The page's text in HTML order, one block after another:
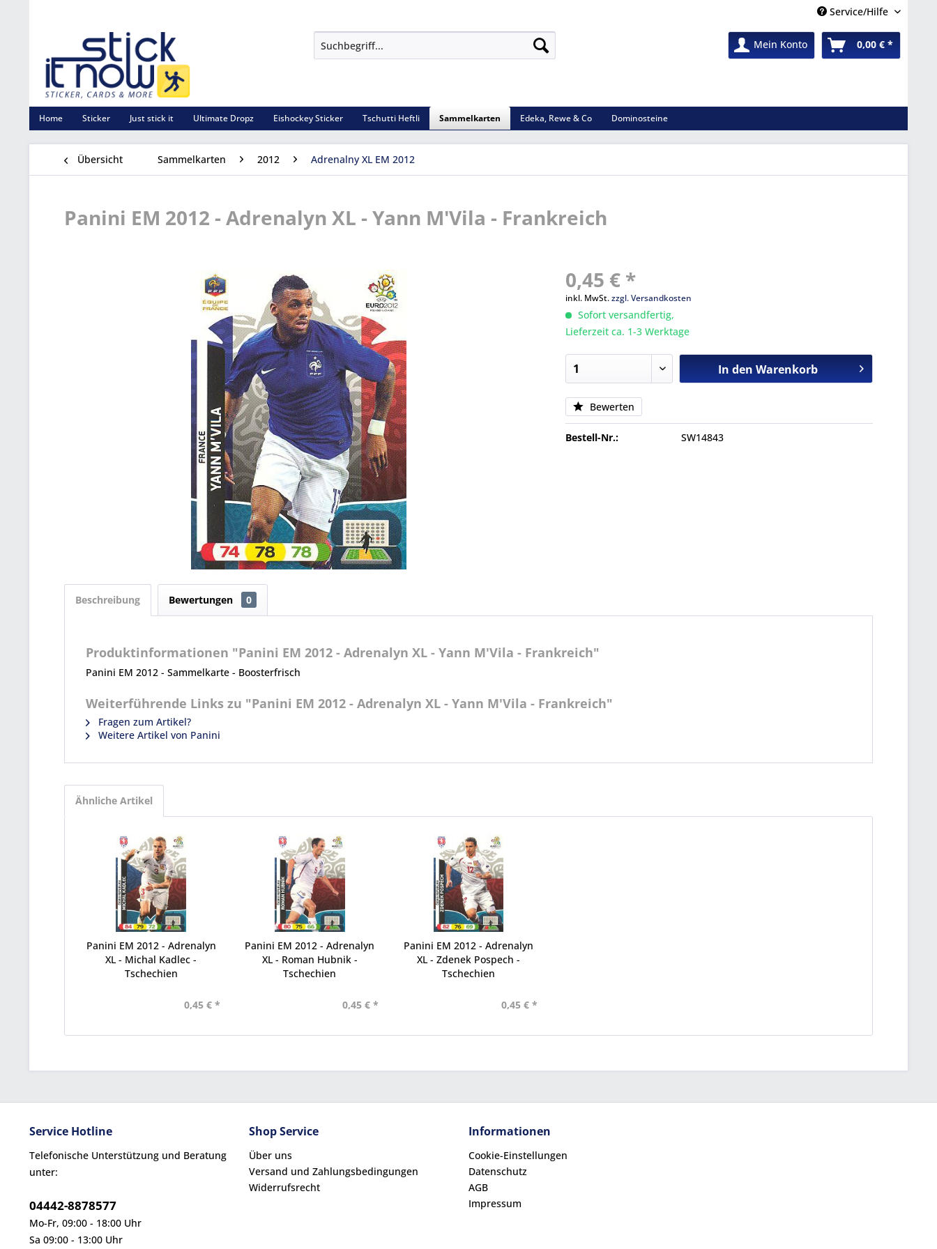
Service/Hilfe
Mein Konto 0,00 € *
Home Sticker Just stick it Ultimate Dropz Eishockey Sticker Tschutti Heftli Sammelkarten Edeka, Rewe & Co Dominosteine
Übersicht Sammelkarten 2012 Adrenalny XL EM 2012
Panini EM 2012 - Adrenalyn XL - Yann M'Vila - Frankreich
0,45 € *
inkl. MwSt.zzgl. Versandkosten
Sofort versandfertig,
Lieferzeit ca. 1-3 Werktage
In den Warenkorb
Bewerten
Bestell-Nr.: SW14843
Beschreibung Bewertungen 0
Produktinformationen "Panini EM 2012 - Adrenalyn XL - Yann M'Vila - Frankreich"
Panini EM 2012 - Sammelkarte - Boosterfrisch
Weiterführende Links zu "Panini EM 2012 - Adrenalyn XL - Yann M'Vila - Frankreich"
Fragen zum Artikel?
Weitere Artikel von Panini
Ähnliche Artikel
Panini EM 2012 - Adrenalyn
XL - Michal Kadlec -
Tschechien
0,45 € *
Panini EM 2012 - Adrenalyn
XL - Roman Hubnik -
Tschechien
0,45 € *
Panini EM 2012 - Adrenalyn
XL - Zdenek Pospech -
Tschechien
0,45 € *
Service Hotline
Telefonische Unterstützung und Beratung
unter:
04442-8878577
Mo-Fr, 09:00 - 18:00 Uhr
Sa 09:00 - 13:00 Uhr
Shop Service
Über uns
Versand und Zahlungsbedingungen
Widerrufsrecht
Informationen
Cookie-Einstellungen
Datenschutz
AGB
Impressum